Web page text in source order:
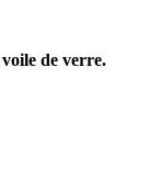
de verre.